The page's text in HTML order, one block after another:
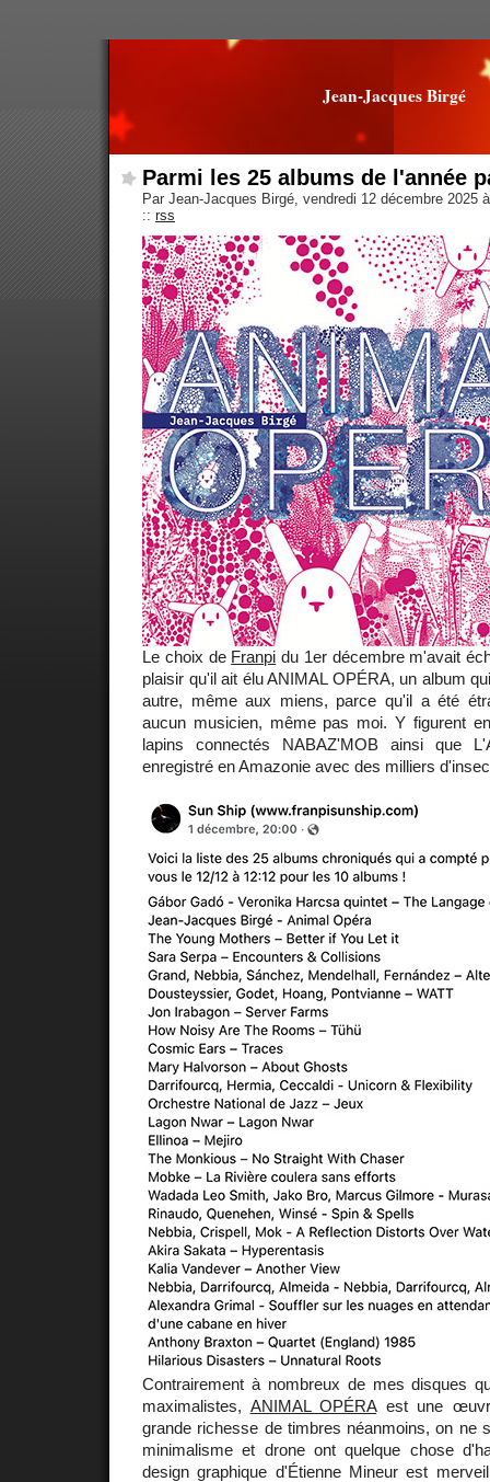
Jean-Jacques Birgé
Parmi les 25 albums de l'année
Par Jean-Jacques Birgé, vendredi 12 décembre 2025
:: rss
Le choix de Franpi du 1er décembre m'avait
plaisir qu'il ait élu ANIMAL OPÉRA, un album
autre, même aux miens, parce qu'il a été
aucun musicien, même pas moi. Y figurent
lapins connectés NABAZ'MOB ainsi que
enregistré en Amazonie avec des milliers
Contrairement à nombreux de mes disques
maximalistes, ANIMAL OPÉRAest une
grande richesse de timbres néanmoins, on ne
minimalisme et drone ont quelque chose
design graphique d'Étienne Mineur est